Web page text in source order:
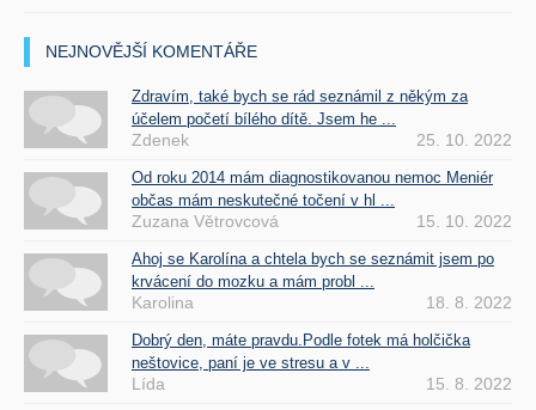
NEJNOVĚJŠÍ KOMENTÁŘE
Zdravím, také bych se rád seznámil z někým za
účelem početí bílého dítě. Jsem he ...
Zdenek 25. 10. 2022
Od roku 2014 mám diagnostikovanou nemoc Meniér
občas mám neskutečné točení v hl ...
Zuzana Větrovcová 15. 10. 2022
Ahoj se Karolína a chtela bych se seznámit jsem po
krvácení do mozku a mám probl ...
Karolina 18. 8. 2022
Dobrý den, máte pravdu.Podle fotek má holčička
neštovice, paní je ve stresu a v ...
Lída 15. 8. 2022